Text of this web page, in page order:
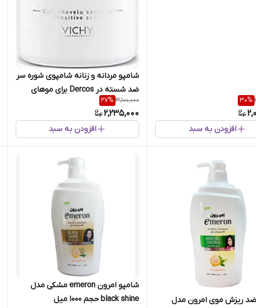
30%
افزودن به سبد
شامپو مردانه و زنانه شامپوی شوره سر
ضد شسته در Dercos برای موهای
خشک 390 میل
3,100,000
27%
2,235,000
افزودن به سبد
ریزش موی امرون مدل
شامپو امرون emeron مشکی مدل
black shine حجم 1000 میل